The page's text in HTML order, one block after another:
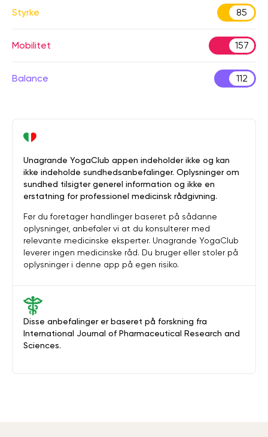
Styrke 85
Mobilitet 157
Balance 112
Disse anbefalinger er baseret på forskning fra
International Journal of Pharmaceutical Research and
Sciences.
Unagrande YogaClub appen indeholder ikke og kan
ikke indeholde sundhedsanbefalinger. Oplysninger om
sundhed tilsigter generel information og ikke en
erstatning for professionel medicinsk rådgivning.
Før du foretager handlinger baseret på sådanne
oplysninger, anbefaler vi at du konsulterer med
relevante medicinske eksperter. Unagrande YogaClub
leverer ingen medicinske råd. Du bruger eller stoler på
oplysninger i denne app på egen risiko.